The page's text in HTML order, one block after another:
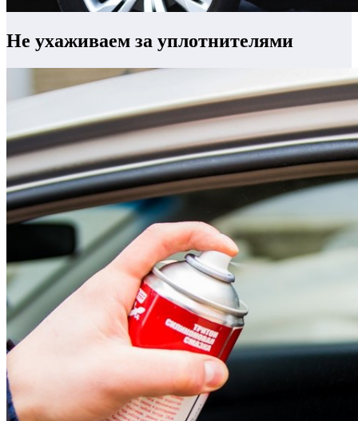
Не ухаживаем за уплотнителями